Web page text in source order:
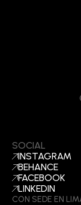
SOCIAL
INSTAGRAM
BEHANCE
FACEBOOK
LINKEDIN
CON SEDE EN